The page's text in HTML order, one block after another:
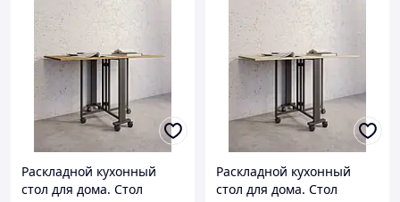
Раскладной кухонный
стол для дома. Стол
Раскладной кухонный
стол для дома. Стол